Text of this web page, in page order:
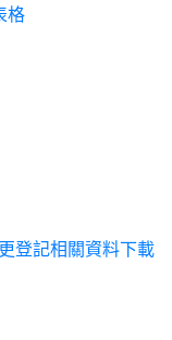
格
登記相關資料下載